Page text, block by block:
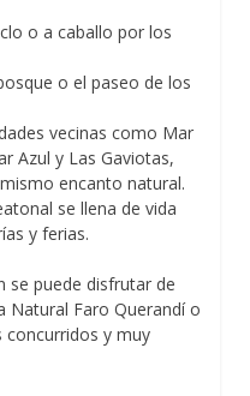
o a caballo por los
o el paseo de los
vecinas como Mar
Azul y Las Gaviotas,
encanto natural.
se llena de vida
y ferias.
se puede disfrutar de
Natural Faro Querandí o
concurridos y muy